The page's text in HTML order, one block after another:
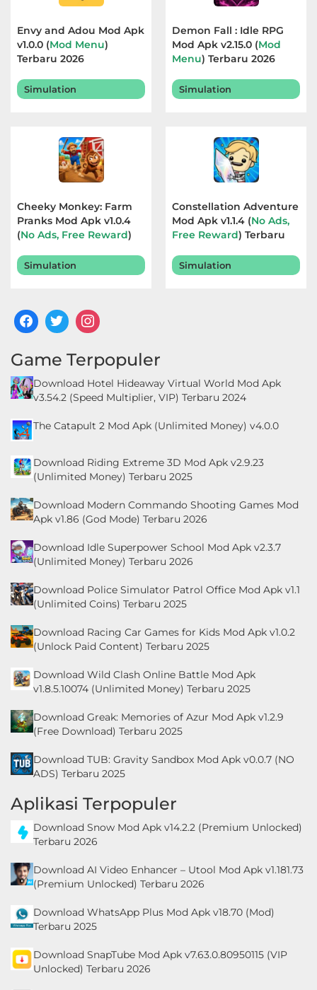
Food
&
Health
Fitness
Home
Libraries
&
LifeStyle
Maps
&
Navigation
Medical
Music
Audio
News
&
Magazines
Personalisasi
Personalization
Photography
Shopping
Social
Sport
Sports
Tools
&
Envy and Adou Mod Apk
v1.0.0 (Mod Menu)
Terbaru 2026
Simulation
Demon Fall : Idle RPG
Mod Apk v2.15.0 (Mod
Menu) Terbaru 2026
Simulation
Cheeky Monkey: Farm
Pranks Mod Apk v1.0.4
(No Ads, Free Reward)
Simulation
Constellation Adventure
Mod Apk v1.1.4 (No Ads,
Free Reward) Terbaru
Simulation
Game Terpopuler
Download Hotel Hideaway Virtual World Mod Apk
v3.54.2 (Speed Multiplier, VIP) Terbaru 2024
The Catapult 2 Mod Apk (Unlimited Money) v4.0.0
Download Riding Extreme 3D Mod Apk v2.9.23
(Unlimited Money) Terbaru 2025
Download Modern Commando Shooting Games Mod
Apk v1.86 (God Mode) Terbaru 2026
Download Idle Superpower School Mod Apk v2.3.7
(Unlimited Money) Terbaru 2026
Download Police Simulator Patrol Office Mod Apk v1.1
(Unlimited Coins) Terbaru 2025
Download Racing Car Games for Kids Mod Apk v1.0.2
(Unlock Paid Content) Terbaru 2025
Download Wild Clash Online Battle Mod Apk
v1.8.5.10074 (Unlimited Money) Terbaru 2025
Download Greak: Memories of Azur Mod Apk v1.2.9
(Free Download) Terbaru 2025
Download TUB: Gravity Sandbox Mod Apk v0.0.7 (NO
ADS) Terbaru 2025
Aplikasi Terpopuler
Download Snow Mod Apk v14.2.2 (Premium Unlocked)
Terbaru 2026
Download AI Video Enhancer – Utool Mod Apk v1.181.73
(Premium Unlocked) Terbaru 2026
Download WhatsApp Plus Mod Apk v18.70 (Mod)
Terbaru 2025
Download SnapTube Mod Apk v7.63.0.80950115 (VIP
Unlocked) Terbaru 2026